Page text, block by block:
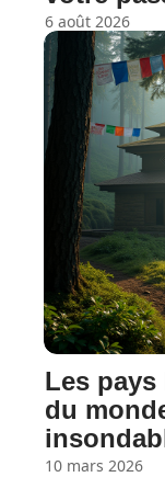
6 août 2026
Les
du
10 mars 2026